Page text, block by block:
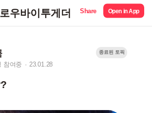
우바이투게더 Share Open in App
참여중 23.01.28
종료된 토픽